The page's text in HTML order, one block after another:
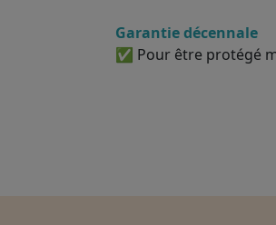
Garantie décennale
✅ Pour être protégé